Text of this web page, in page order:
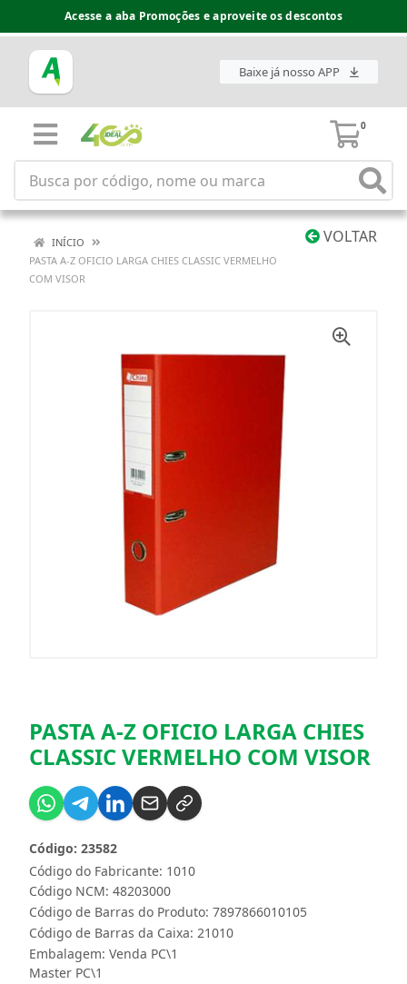
Acesse a aba Promoções e aproveite os descontos
Baixe já nosso APP
0
VOLTAR
INÍCIO
PASTA A-Z OFICIO LARGA CHIES CLASSIC VERMELHO
COM VISOR
PASTA A-Z OFICIO LARGA CHIES
CLASSIC VERMELHO COM VISOR
Código do Fabricante: 1010
Código: 23582
Código NCM: 48203000
Código de Barras do Produto: 7897866010105
Código de Barras da Caixa: 21010
Embalagem: Venda PC\1
Master PC\1